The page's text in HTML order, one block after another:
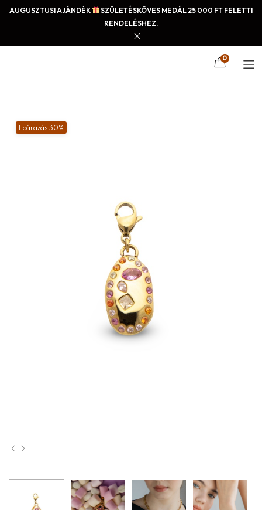
AUGUSZTUSI AJÁNDÉK
SZÜLETÉSKÖVES MEDÁL 25 000 FT FELETTI
RENDELÉSHEZ.
0
Leárazás 30%